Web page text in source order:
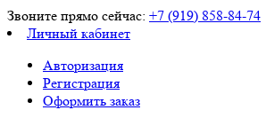
Звоните прямо сейчас: +7 (919) 858-84-74
Личный кабинет
Авторизация
Регистрация
Оформить заказ